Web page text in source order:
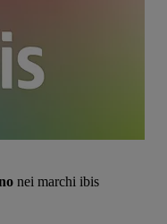
nei marchi ibis